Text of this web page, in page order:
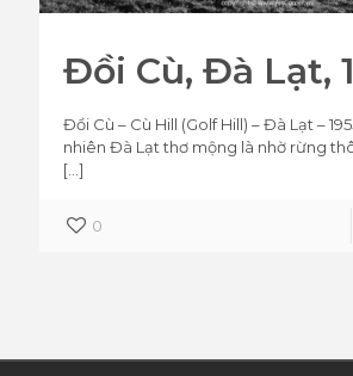
Đồi Cù, Đà Lạt,
Đồi Cù – Cù Hill (Golf Hill) – Đà Lạt –
nhiên Đà Lạt thơ mộng là nhờ rừng
[…]
0